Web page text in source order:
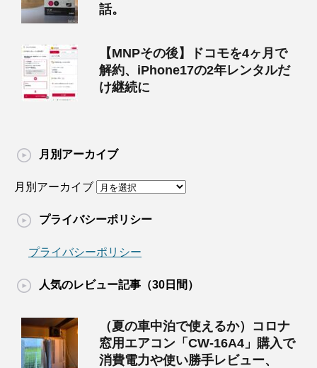
話。
【MNPその後】ドコモを4ヶ月で
解約、iPhone17の2年レンタルだ
け継続に
月別アーカイブ
月別アーカイブ
プライバシーポリシー
プライバシーポリシー
人気のレビュー記事（30日間）
（夏の車中泊で使えるか）コロナ
窓用エアコン「CW-16A4」購入で
消費電力や使い勝手レビュー、